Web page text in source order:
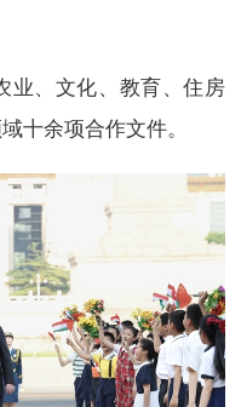
、文化、教育、住房
十余项合作文件。